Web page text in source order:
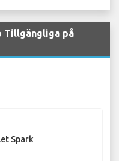
Tillgängliga på
Spark